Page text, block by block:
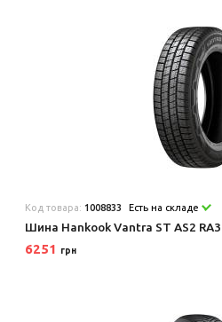
Код товара: 1008833 Есть на складе
Шина Hankook Vantra ST AS2
6251 грн